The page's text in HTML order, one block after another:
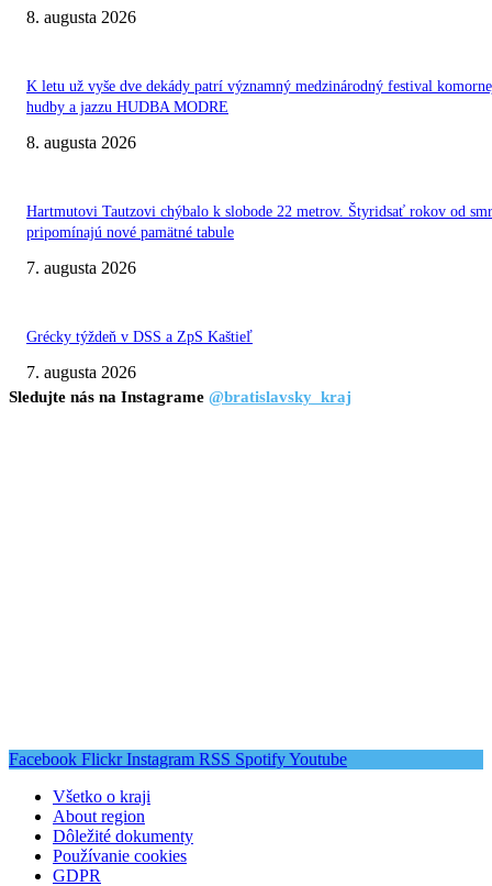
8. augusta 2026
K letu už vyše dve dekády patrí významný medzinárodný festival
hudby a jazzu HUDBA MODRE
8. augusta 2026
Hartmutovi Tautzovi chýbalo k slobode 22 metrov. Štyridsať rokov od
pripomínajú nové pamätné tabule
7. augusta 2026
Grécky týždeň v DSS a ZpS Kaštieľ
7. augusta 2026
Sledujte nás na Instagrame @bratislavsky_kraj
Facebook Flickr Instagram RSS SpotifyYoutube
Všetko o kraji
About region
Dôležité dokumenty
Používanie cookies
GDPR